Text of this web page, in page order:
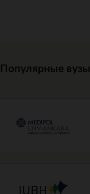
Популярные вузы